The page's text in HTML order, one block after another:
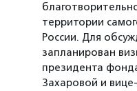
территории
России. Для
запланирован
президента
Захаровой и